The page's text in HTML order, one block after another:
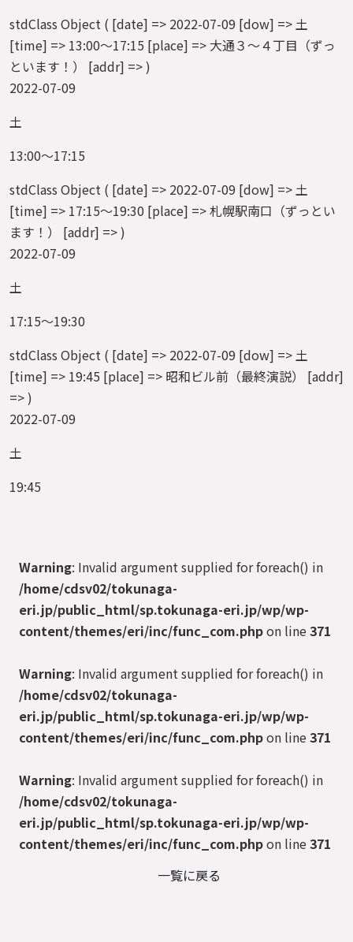
stdClass Object ( [date] => 2022-07-09 [dow] => 土
[time] => 13:00～17:15 [place] => 大通３～４丁目（ずっ
といます！） [addr] => )
2022-07-09
土
13:00～17:15
stdClass Object ( [date] => 2022-07-09 [dow] => 土
[time] => 17:15～19:30 [place] => 札幌駅南口（ずっとい
ます！） [addr] => )
2022-07-09
土
17:15～19:30
stdClass Object ( [date] => 2022-07-09 [dow] => 土
[time] => 19:45 [place] => 昭和ビル前（最終演説） [addr]
=> )
2022-07-09
土
19:45
Warning: Invalid argument supplied for foreach() in
/home/cdsv02/tokunaga-
eri.jp/public_html/sp.tokunaga-eri.jp/wp/wp-
content/themes/eri/inc/func_com.phpon line371
Warning: Invalid argument supplied for foreach() in
/home/cdsv02/tokunaga-
eri.jp/public_html/sp.tokunaga-eri.jp/wp/wp-
content/themes/eri/inc/func_com.phpon line371
Warning: Invalid argument supplied for foreach() in
/home/cdsv02/tokunaga-
eri.jp/public_html/sp.tokunaga-eri.jp/wp/wp-
content/themes/eri/inc/func_com.phpon line371
一覧に戻る